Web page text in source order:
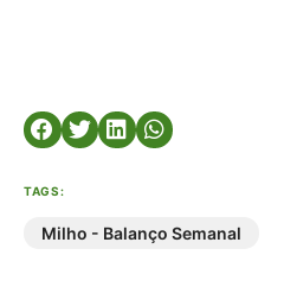
TAGS:
Milho - Balanço Semanal